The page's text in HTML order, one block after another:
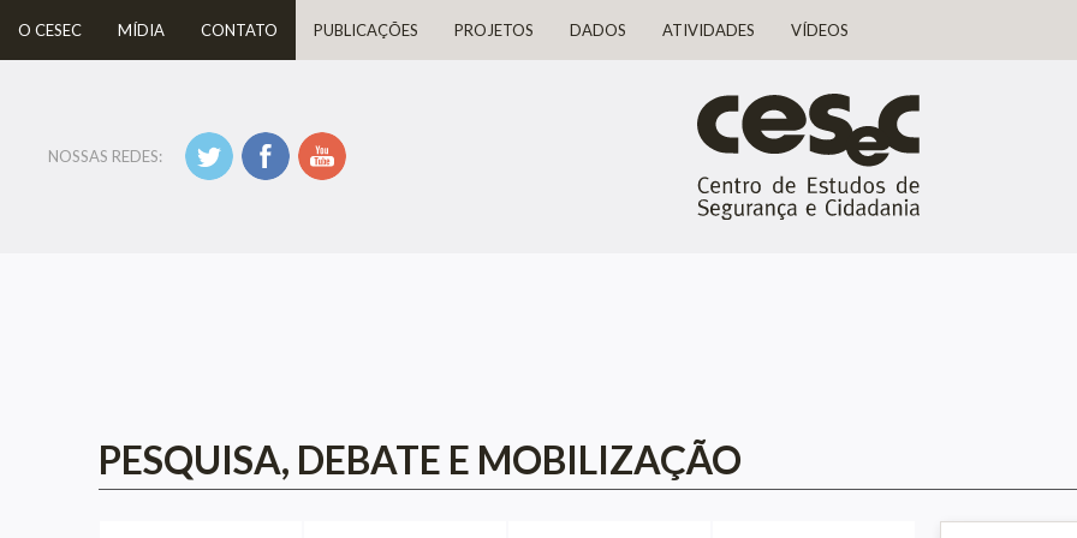
O CESEC MÍDIA CONTATO PUBLICAÇÕES PROJETOS DADOS ATIVIDADES VÍDEOS
NOSSAS REDES:
PESQUISA, DEBATE E MOBILIZAÇÃO